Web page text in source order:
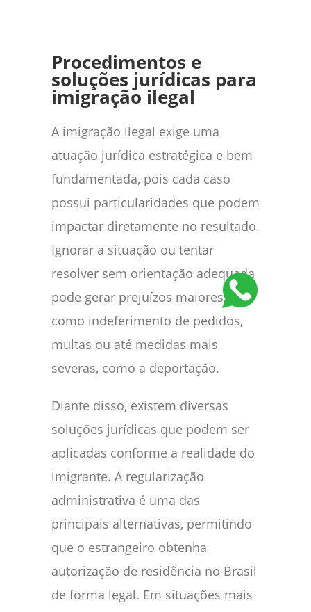
Procedimentos e
soluções jurídicas para
imigração ilegal
A imigração ilegal exige uma
atuação jurídica estratégica e bem
fundamentada, pois cada caso
possui particularidades que podem
impactar diretamente no resultado.
Ignorar a situação ou tentar
resolver sem orientação adequada
pode gerar prejuízos maiores,
como indeferimento de pedidos,
multas ou até medidas mais
severas, como a deportação.
Diante disso, existem diversas
soluções jurídicas que podem ser
aplicadas conforme a realidade do
imigrante. A regularização
administrativa é uma das
principais alternativas, permitindo
que o estrangeiro obtenha
autorização de residência no Brasil
de forma legal. Em situações mais